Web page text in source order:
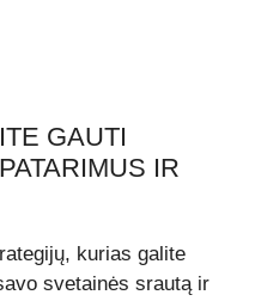
GAUTI
IR
kurias galite
svetainės srautą ir